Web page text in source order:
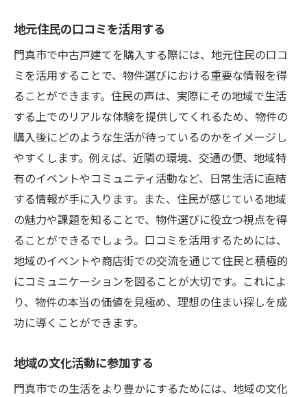
地元住民の口コミを活用する
門真市で中古戸建てを購入する際には、地元住民の口コ
ミを活用することで、物件選びにおける重要な情報を得
ることができます。住民の声は、実際にその地域で生活
する上でのリアルな体験を提供してくれるため、物件の
購入後にどのような生活が待っているのかをイメージし
やすくします。例えば、近隣の環境、交通の便、地域特
有のイベントやコミュニティ活動など、日常生活に直結
する情報が手に入ります。また、住民が感じている地域
の魅力や課題を知ることで、物件選びに役立つ視点を得
ることができるでしょう。口コミを活用するためには、
地域のイベントや商店街での交流を通じて住民と積極的
にコミュニケーションを図ることが大切です。これによ
り、物件の本当の価値を見極め、理想の住まい探しを成
功に導くことができます。
地域の文化活動に参加する
門真市での生活をより豊かにするためには、地域の文化